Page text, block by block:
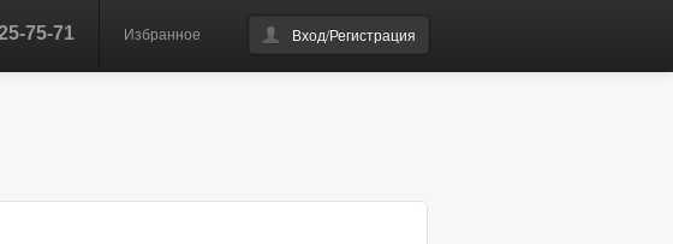
Избранное Вход/Регистрация
75-71